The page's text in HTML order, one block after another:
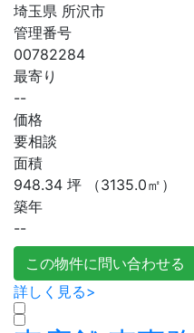
埼玉県 所沢市
管理番号
00782284
最寄り
--
価格
要相談
面積
948.34 坪 （3135.0㎡）
築年
--
この物件に問い合わせる
詳しく見る>